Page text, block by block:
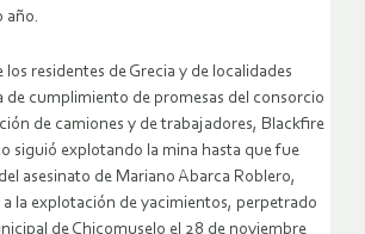
año.
residentes de Grecia y de localidades
de cumplimiento de promesas del consorcio
de camiones y de trabajadores, Blackfire
siguió explotando la mina hasta que fue
asesinato de Mariano Abarca Roblero,
la explotación de yacimientos, perpetrado
de Chicomuselo el 28 de noviembre